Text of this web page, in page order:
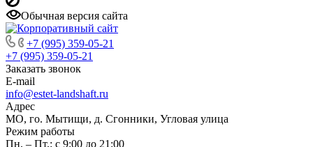
Обычная версия сайта
+7 (995) 359-05-21
+7 (995) 359-05-21
Заказать звонок
E-mail
info@estet-landshaft.ru
Адрес
МО, го. Мытищи, д. Сгонники, Угловая улица
Режим работы
Пн. – Пт.: с 9:00 до 21:00